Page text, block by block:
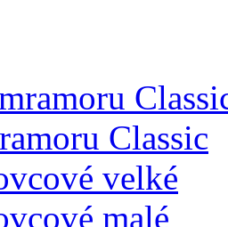
Classic
velké
malé